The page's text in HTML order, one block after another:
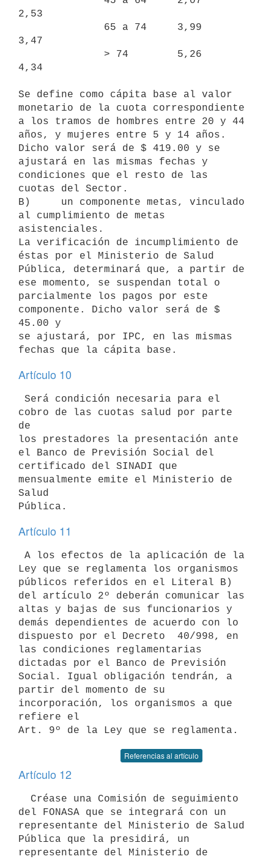
2,53
3,47
4,34
Se define como cápita base al valor
monetario de la cuota correspondiente
a los tramos de hombres entre 20 y 44
años, y mujeres entre 5 y 14 años.
Dicho valor será de $ 419.00 y se
ajustará en las mismas fechas y
condiciones que el resto de las
cuotas del Sector.
B)     un componente metas, vinculado
al cumplimiento de metas
asistenciales.
La verificación de incumplimiento de
éstas por el Ministerio de Salud
Pública, determinará que, a partir de
ese momento, se suspendan total o
parcialmente los pagos por este
componente. Dicho valor será de $
45.00 y
se ajustará, por IPC, en las mismas
Artículo 10
cobro de las cuotas salud por parte
de
los prestadores la presentación ante
el Banco de Previsión Social del
certificado del SINADI que
mensualmente emite el Ministerio de
Salud
Artículo 11
Ley que se reglamenta los organismos
públicos referidos en el Literal B)
del artículo 2º deberán comunicar las
altas y bajas de sus funcionarios y
demás dependientes de acuerdo con lo
dispuesto por el Decreto  40/998, en
las condiciones reglamentarias
dictadas por el Banco de Previsión
Social. Igual obligación tendrán, a
partir del momento de su
incorporación, los organismos a que
refiere el
Art. 9º de la Ley que se reglamenta.
Referencias al artículo
Artículo 12
del FONASA que se integrará con un
representante del Ministerio de Salud
Pública que la presidirá, un
representante del Ministerio de